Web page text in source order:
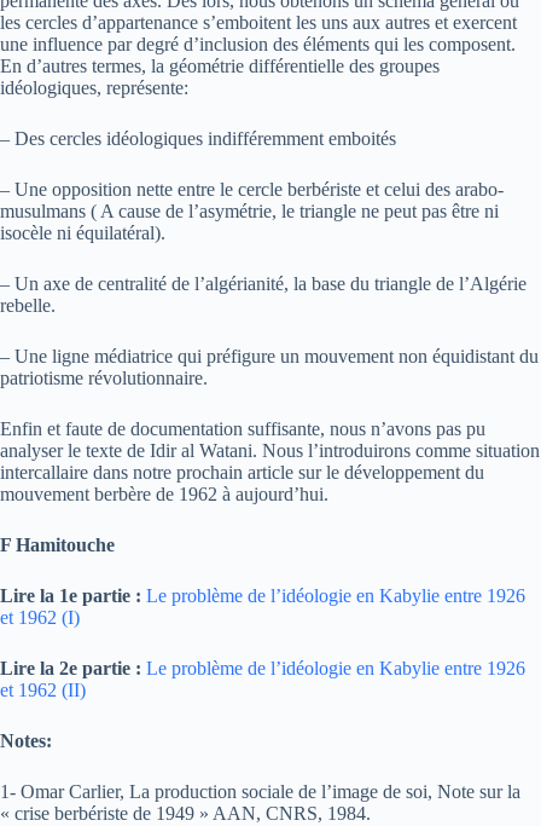
les cercles d’appartenance s’emboitent les uns aux autres et exercent
une influence par degré d’inclusion des éléments qui les composent.
En d’autres termes, la géométrie différentielle des groupes
idéologiques, représente:
– Des cercles idéologiques indifféremment emboités
– Une opposition nette entre le cercle berbériste et celui des arabo-
musulmans ( A cause de l’asymétrie, le triangle ne peut pas être ni
isocèle ni équilatéral).
– Un axe de centralité de l’algérianité, la base du triangle de l’Algérie
rebelle.
– Une ligne médiatrice qui préfigure un mouvement non équidistant du
patriotisme révolutionnaire.
Enfin et faute de documentation suffisante, nous n’avons pas pu
analyser le texte de Idir al Watani. Nous l’introduirons comme situation
intercallaire dans notre prochain article sur le développement du
mouvement berbère de 1962 à aujourd’hui.
F Hamitouche
Lire la 1e partie : Le problème de l’idéologie en Kabylie entre 1926
et 1962 (I)
Lire la 2e partie : Le problème de l’idéologie en Kabylie entre 1926
et 1962 (II)
Notes:
1- Omar Carlier, La production sociale de l’image de soi, Note sur la
« crise berbériste de 1949 » AAN, CNRS, 1984.